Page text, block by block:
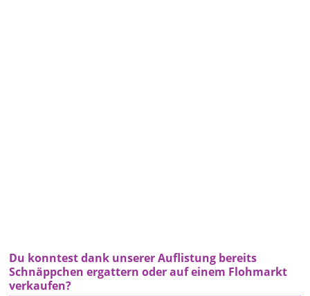
Du konntest dank unserer Auflistung bereits
Schnäppchen ergattern oder auf einem Flohmarkt
verkaufen?